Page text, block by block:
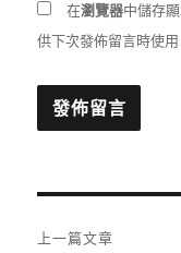
在瀏覽器中儲存
供下次發佈留言時使用
上一篇文章